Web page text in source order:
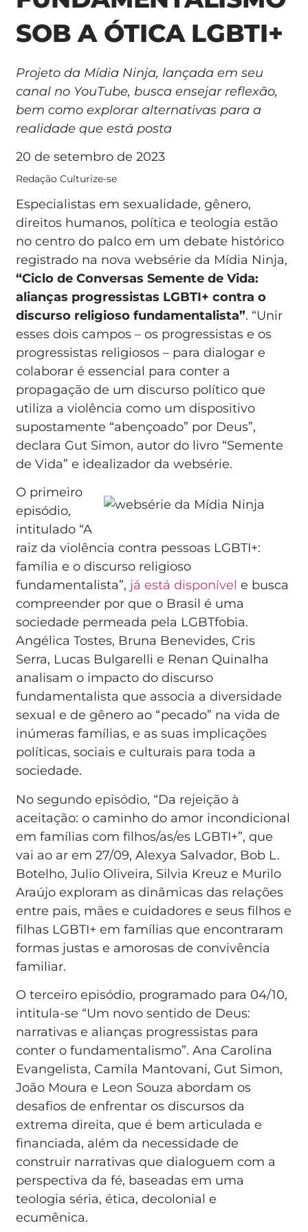
SOB A ÓTICA LGBTI+
Projeto da Mídia Ninja, lançada em seu
canal no YouTube, busca ensejar reflexão,
bem como explorar alternativas para a
realidade que está posta
20 de setembro de 2023
Redação Culturize-se
Especialistas em sexualidade, gênero,
direitos humanos, política e teologia estão
no centro do palco em um debate histórico
registrado na nova websérie da Mídia Ninja,
“Ciclo de Conversas Semente de Vida:
alianças progressistas LGBTI+ contra o
discurso religioso fundamentalista”. “Unir
esses dois campos – os progressistas e os
progressistas religiosos – para dialogar e
colaborar é essencial para conter a
propagação de um discurso político que
utiliza a violência como um dispositivo
supostamente “abençoado” por Deus”,
declara Gut Simon, autor do livro “Semente
de Vida” e idealizador da websérie.
O primeiro
episódio,
intitulado “A
raiz da violência contra pessoas LGBTI+:
família e o discurso religioso
fundamentalista”, já está disponível e busca
compreender por que o Brasil é uma
sociedade permeada pela LGBTfobia.
Angélica Tostes, Bruna Benevides, Cris
Serra, Lucas Bulgarelli e Renan Quinalha
analisam o impacto do discurso
fundamentalista que associa a diversidade
sexual e de gênero ao “pecado” na vida de
inúmeras famílias, e as suas implicações
políticas, sociais e culturais para toda a
sociedade.
No segundo episódio, “Da rejeição à
aceitação: o caminho do amor incondicional
em famílias com filhos/as/es LGBTI+”, que
vai ao ar em 27/09, Alexya Salvador, Bob L.
Botelho, Julio Oliveira, Silvia Kreuz e Murilo
Araújo exploram as dinâmicas das relações
entre pais, mães e cuidadores e seus filhos e
filhas LGBTI+ em famílias que encontraram
formas justas e amorosas de convivência
familiar.
O terceiro episódio, programado para 04/10,
intitula-se “Um novo sentido de Deus:
narrativas e alianças progressistas para
conter o fundamentalismo”. Ana Carolina
Evangelista, Camila Mantovani, Gut Simon,
João Moura e Leon Souza abordam os
desafios de enfrentar os discursos da
extrema direita, que é bem articulada e
financiada, além da necessidade de
construir narrativas que dialoguem com a
perspectiva da fé, baseadas em uma
teologia séria, ética, decolonial e
ecumênica.